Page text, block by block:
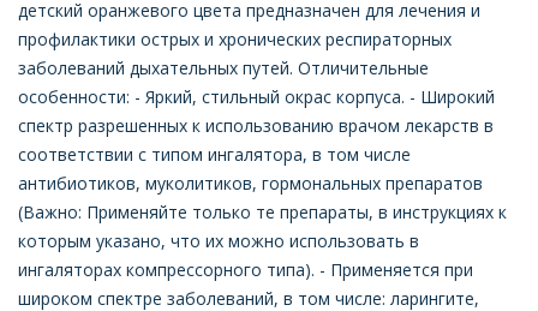
детский оранжевого цвета предназначен для лечения и
профилактики острых и хронических респираторных
заболеваний дыхательных путей. Отличительные
особенности: - Яркий, стильный окрас корпуса. - Широкий
спектр разрешенных к использованию врачом лекарств в
соответствии с типом ингалятора, в том числе
антибиотиков, муколитиков, гормональных препаратов
(Важно: Применяйте только те препараты, в инструкциях к
которым указано, что их можно использовать в
ингаляторах компрессорного типа). - Применяется при
широком спектре заболеваний, в том числе: ларингите,